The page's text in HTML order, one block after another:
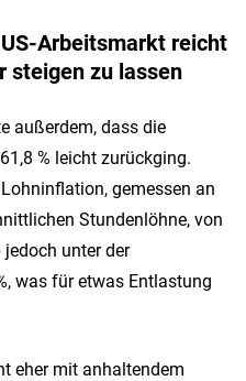
Arbeitsmarkt reicht
steigen zu lassen
außerdem, dass die
% leicht zurückging.
gemessen an
Stundenlöhne, von
jedoch unter der
was für etwas Entlastung
eher mit anhaltendem